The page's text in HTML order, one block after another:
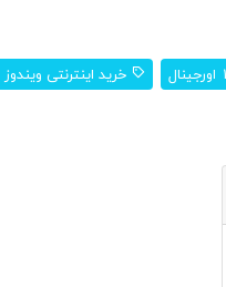
خرید اینترنتی ویندوز 10